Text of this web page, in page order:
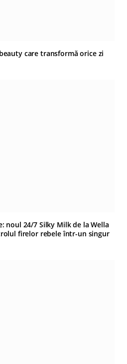
care transformă orice zi
noul 24/7 Silky Milk de la Wella
firelor rebele într-un singur